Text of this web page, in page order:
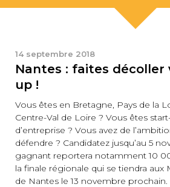
14 septembre 2018
Nantes : faites
up !
Vous êtes en Bretagne, Pays de la
Centre-Val de Loire ? Vous êtes
d’entreprise ? Vous avez de
défendre ? Candidatez jusqu’au 5
gagnant reportera notamment 10
la finale régionale qui se tiendra aux
de Nantes le 13 novembre